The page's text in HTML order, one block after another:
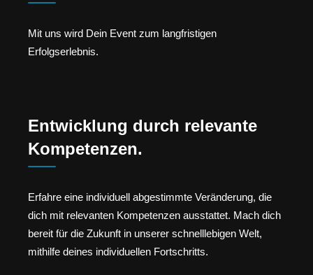
Mit uns wird Dein Event zum langfristigen
Erfolgserlebnis.
Entwicklung durch relevante
Kompetenzen.
Erfahre eine individuell abgestimmte Veränderung, die
dich mit relevanten Kompetenzen ausstattet. Mach dich
bereit für die Zukunft in unserer schnelllebigen Welt,
mithilfe deines individuellen Fortschritts.